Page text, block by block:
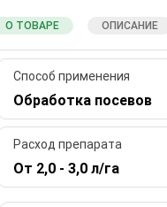
О ТОВАРЕ ОПИСАНИЕ
Способ применения
Обработка посевов
Расход препарата
От 2,0 - 3,0 л/га